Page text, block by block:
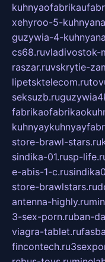
xehyroo-5-
guzywia-4-
cs68.ruvladivostok-
raszar.ruvskrytie-
lipetsktelecom.ru
seksuzb.ru
store-brawl-stars.ru
sindika-01.rusp-
e-abis-1-c.ru
store-brawlstars.ru
antenna-highly.ru
3-sex-porn.ruban-
viagra-tablet.ru
fincontech.ru